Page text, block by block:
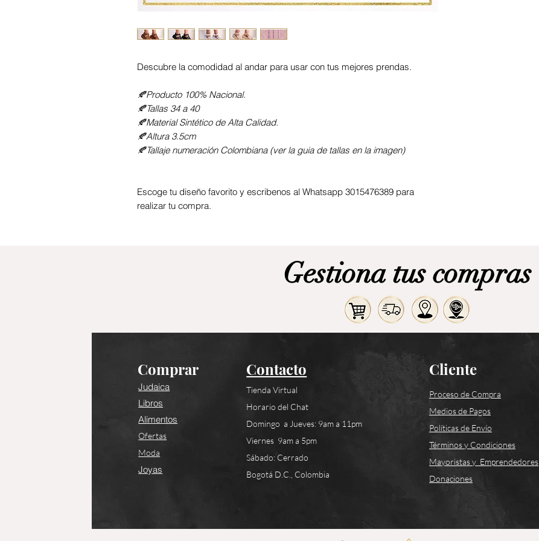
Descubre la comodidad al andar para usar con tus mejores prendas.
🍂Producto 100% Nacional.
🍂Tallas 34 a 40
🍂Material Sintético de Alta Calidad.
🍂Altura 3.5cm
🍂Tallaje numeración Colombiana (ver la guia de tallas en la imagen)
Escoge tu diseño favorito y escribenos al Whatsapp 3015476389 para
realizar tu compra.
Gestiona tus compras
Comprar
Judaica
Libros
Alimentos
Ofertas
Moda
Joyas
Contacto
Tienda Virtual
Horario del Chat
Domingo a Jueves: 9am a 11pm
Viernes 9am a 5pm
Sábado: Cerrado
Bogotá D.C., Colombia
Cliente
Proceso de Compra
Medios de Pagos
Políticas de Envío
Términos y Condiciones
Mayoristas y Emprendedores
Donaciones